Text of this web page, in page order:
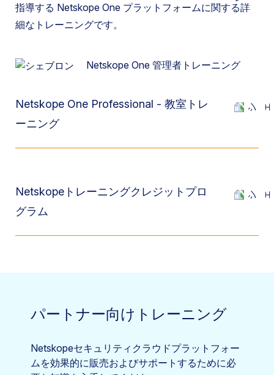
指導する Netskope One プラットフォームに関する詳
細なトレーニングです。
Netskope One 管理者トレーニング
Netskope One Professional - 教室トレ
ーニング
Netskopeトレーニングクレジットプロ
グラム
パートナー向けトレーニング
Netskopeセキュリティクラウドプラットフォー
ムを効果的に販売およびサポートするために必